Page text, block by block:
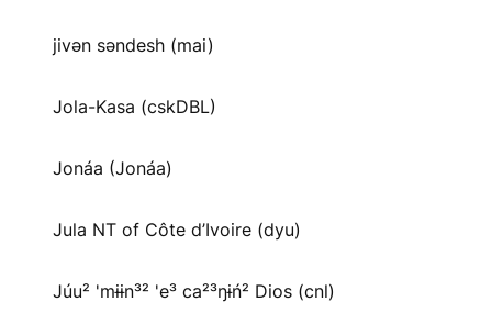
jivən səndesh (mai)
Jola-Kasa (cskDBL)
Jonáa (Jonáa)
Jula NT of Côte d’Ivoire (dyu)
Júu² 'mɨɨn³² 'e³ ca²³ŋɨń² Dios (cnl)